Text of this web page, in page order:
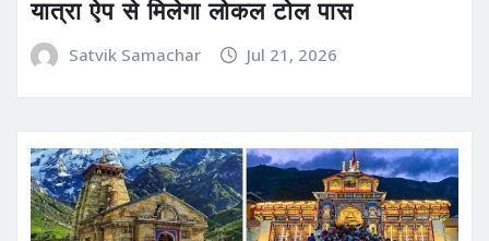
यात्रा ऐप से मिलेगा लोकल टोल पास
Satvik Samachar Jul 21, 2026